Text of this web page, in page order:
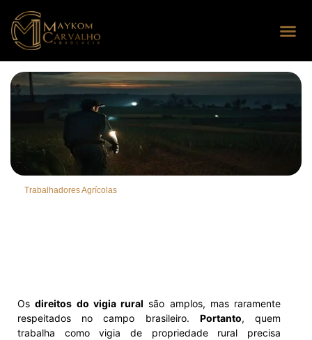
Trabalhadores Agrícolas
Osdireitos do vigia rural são amplos, mas raramente
respeitados no campo brasileiro. Portanto, quem
trabalha como vigia de propriedade rural precisa